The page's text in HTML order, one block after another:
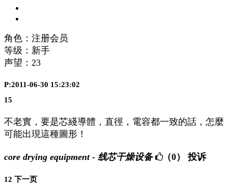
角色：注册会员
等级：新手
声望： 23
P:2011-06-30 15:23:02
15
不老實，要是芯綫導體，直徑，電容都一致的話，怎麼
可能出現這種圖形！
core drying equipment - 线芯干燥设备 （0） 投诉
12 下一页